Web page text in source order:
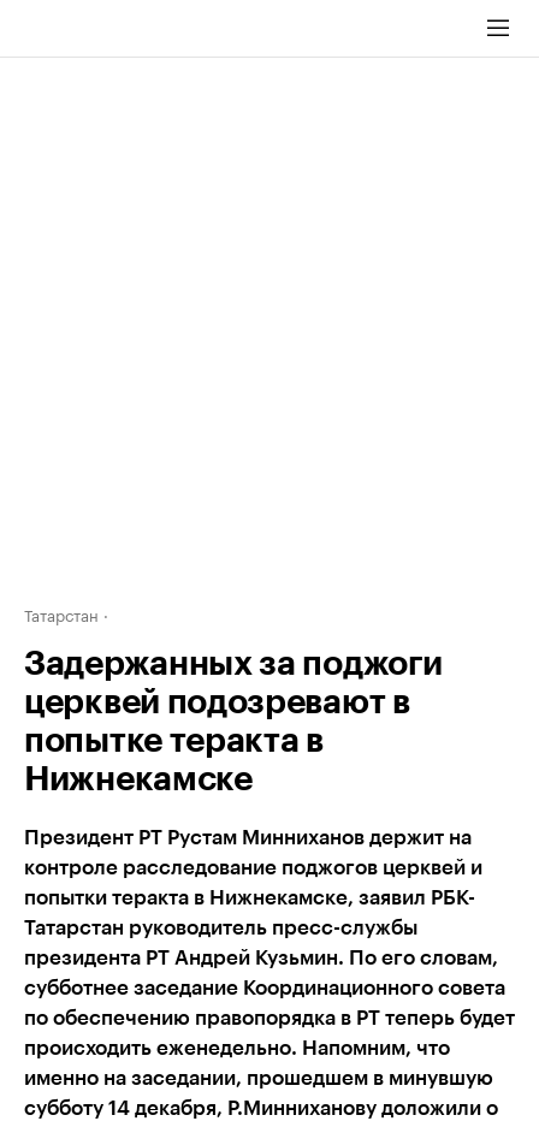
Татарстан
Задержанных за поджоги
церквей подозревают в
попытке теракта в
Нижнекамске
Президент РТ Рустам Минниханов держит на
контроле расследование поджогов церквей и
попытки теракта в Нижнекамске, заявил РБК-
Татарстан руководитель пресс-службы
президента РТ Андрей Кузьмин. По его словам,
субботнее заседание Координационного совета
по обеспечению правопорядка в РТ теперь будет
происходить еженедельно. Напомним, что
именно на заседании, прошедшем в минувшую
субботу 14 декабря, Р.Минниханову доложили о